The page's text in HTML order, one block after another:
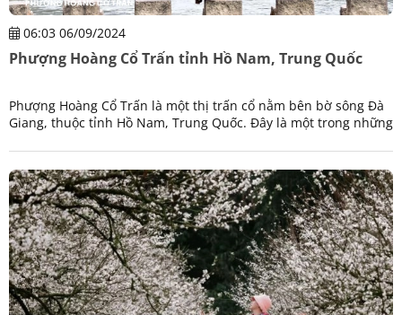
06:03 06/09/2024
Phượng Hoàng Cổ Trấn tỉnh Hồ Nam, Trung Quốc
Phượng Hoàng Cổ Trấn là một thị trấn cổ nằm bên bờ sông Đà
Giang, thuộc tỉnh Hồ Nam, Trung Quốc. Đây là một trong những